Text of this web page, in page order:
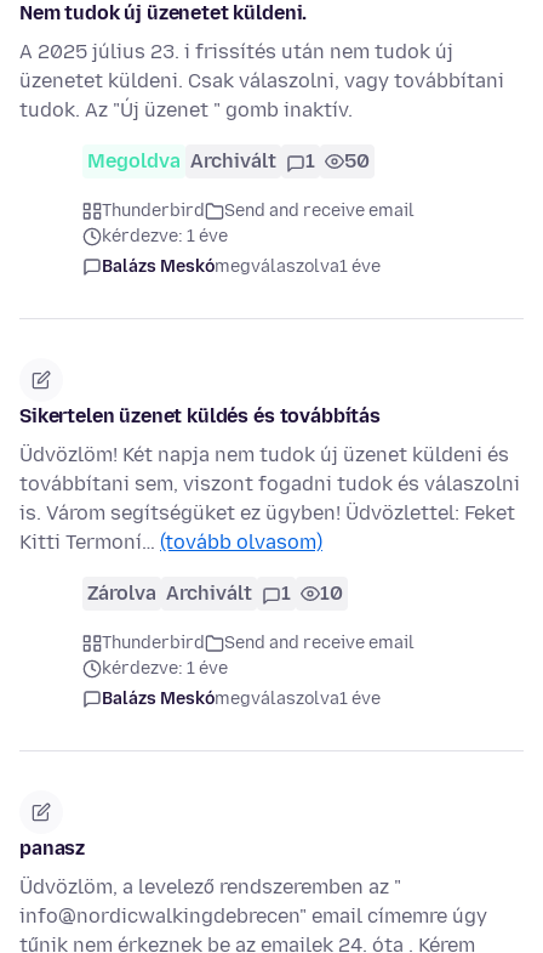
Nem tudok új üzenetet küldeni.
A 2025 július 23. i frissítés után nem tudok új
üzenetet küldeni. Csak válaszolni, vagy továbbítani
tudok. Az "Új üzenet " gomb inaktív.
Megoldva Archivált 1 50
Thunderbird
Send and receive email
kérdezve: 1 éve
Balázs Meskómegválaszolva1 éve
Sikertelen üzenet küldés és továbbítás
Üdvözlöm! Két napja nem tudok új üzenet küldeni és
továbbítani sem, viszont fogadni tudok és válaszolni
is. Várom segítségüket ez ügyben! Üdvözlettel: Feket
Kitti Termoní… (tovább olvasom)
Zárolva Archivált 1 10
Thunderbird
Send and receive email
kérdezve: 1 éve
Balázs Meskómegválaszolva1 éve
panasz
Üdvözlöm, a levelező rendszeremben az "
info@nordicwalkingdebrecen" email címemre úgy
tűnik nem érkeznek be az emailek 24. óta . Kérem